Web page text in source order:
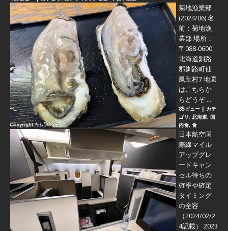
菊地漁業部
(2024/06)名
前：菊地漁
業部 場所：
〒088-0600
北海道釧路
郡釧路町仙
鳳趾村7 地図
はこちらか
らどうぞ ...
85ビュー | カテ
ゴリ: 北海道, 国
内食, 食
日本航空国
際線マイル
アップグレ
ードキャン
セル待ちの
確率や確定
タイミング
の全容
（2024/02/2
4記載） 2023